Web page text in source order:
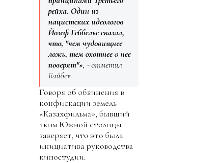
рейха. Один из
нацистских идеологов
Йозеф Геббельс сказал,
что, "чем чудовищнее
ложь, тем охотнее в нее
поверят"», - отметил
Байбек.
Говоря об обвинения в
конфискации земель
«Казахфильма», бывший
аким Южной столицы
заверяет, что это была
инициатива руководства
киностудии.